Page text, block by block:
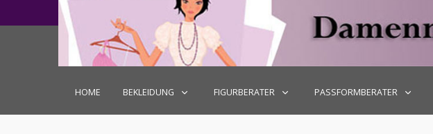
+49 6027 7180599 mail@localhost.de Mo-Fr: 10.00 - 18.00
HOME BEKLEIDUNG FIGURBERATER PASSFORMBERATER